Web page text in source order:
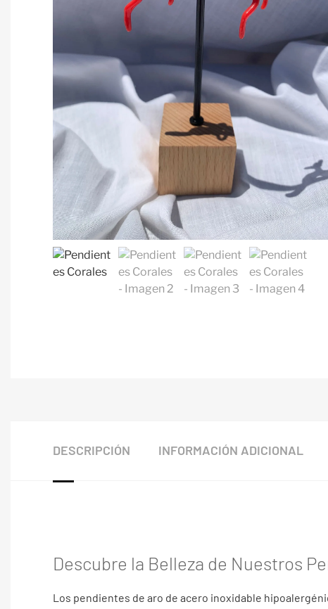
DESCRIPCIÓN INFORMACIÓN ADICIONAL
Descubre la Belleza de Nuestros
Los pendientes de aro de acero inoxidable